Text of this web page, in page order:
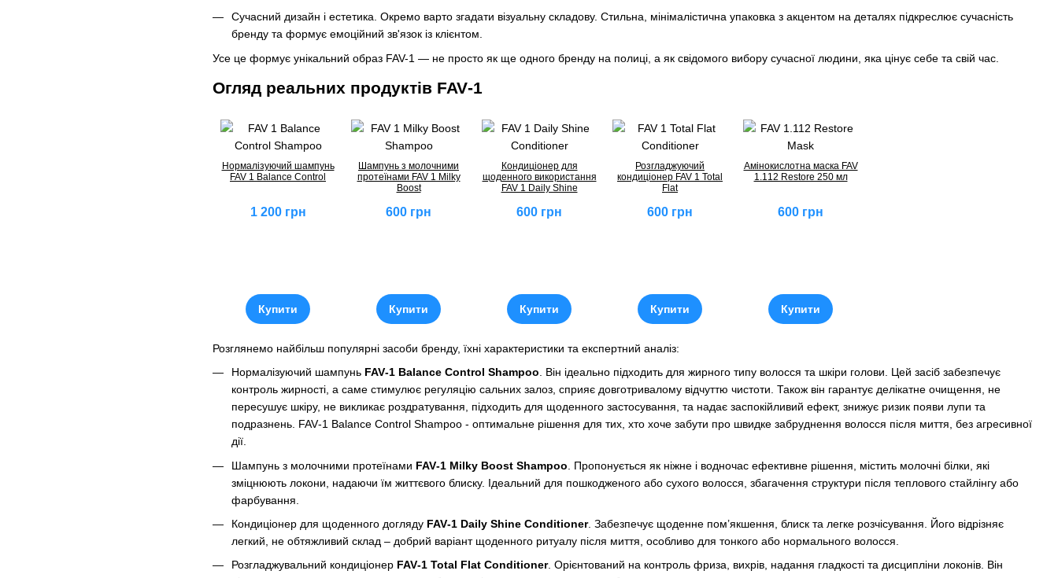
Сучасний дизайн і естетика. Окремо варто згадати візуальну складову. Стильна, мінімалістична упаковка з акцентом на деталях підкреслює сучасність
бренду та формує емоційний зв'язок із клієнтом.
Усе це формує унікальний образ FAV-1 — не просто як ще одного бренду на полиці, а як свідомого вибору сучасної людини, яка цінує себе та свій час.
Огляд реальних продуктів FAV‑1
Нормалізуючий шампунь
FAV 1 Balance Control
1 200 грн
Купити
Шампунь з молочними
протеїнами FAV 1 Milky
Boost
600 грн
Купити
Кондиціонер для
щоденного використання
FAV 1 Daily Shine
600 грн
Купити
Розгладжуючий
кондиціонер FAV 1 Total
Flat
600 грн
Купити
Амінокислотна маска FAV
1.112 Restore 250 мл
600 грн
Купити
Розглянемо найбільш популярні засоби бренду, їхні характеристики та експертний аналіз:
Нормалізуючий шампунь FAV‑1 Balance Control Shampoo . Він ідеально підходить для жирного типу волосся та шкіри голови. Цей засіб забезпечує
контроль жирності, а саме стимулює регуляцію сальних залоз, сприяє довготривалому відчуттю чистоти. Також він гарантує делікатне очищення, не
пересушує шкіру, не викликає роздратування, підходить для щоденного застосування, та надає заспокійливий ефект, знижує ризик появи лупи та
подразнень. FAV‑1 Balance Control Shampoo - оптимальне рішення для тих, хто хоче забути про швидке забруднення волосся після миття, без агресивної
дії.
Шампунь з молочними протеїнами FAV‑1 Milky Boost Shampoo . Пропонується як ніжне і водночас ефективне рішення, містить молочні білки, які
зміцнюють локони, надаючи їм життєвого блиску. Ідеальний для пошкодженого або сухого волосся, збагачення структури після теплового стайлінгу або
фарбування.
Кондиціонер для щоденного догляду FAV‑1 Daily Shine Conditioner. Забезпечує щоденне пом’якшення, блиск та легке розчісування. Його відрізняє
легкий, не обтяжливий склад – добрий варіант щоденного ритуалу після миття, особливо для тонкого або нормального волосся.
Розгладжувальний кондиціонер FAV‑1 Total Flat Conditioner. Орієнтований на контроль фриза, вихрів, надання гладкості та дисципліни локонів. Він